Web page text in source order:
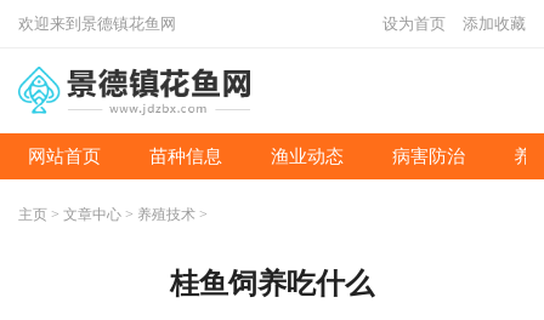
欢迎来到景德镇花鱼网 设为首页 添加收藏
网站首页 苗种信息 渔业动态 病害防治 养
主页 > 文章中心 > 养殖技术 >
桂鱼饲养吃什么